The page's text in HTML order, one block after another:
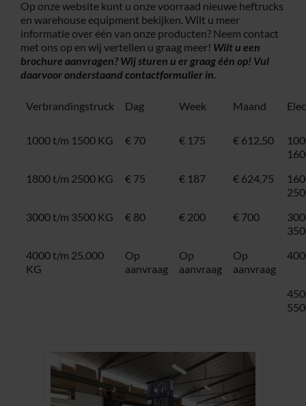
Op onze website kunt u onze voorraad nieuwe heftrucks
en warehouse equipment bekijken. Wilt u meer
informatie over één van onze producten? Neem contact
met ons op en wij vertellen u graag meer! Wilt u een
brochure aanvragen? Wij sturen u er graag één op! Vul
daarvoor onderstaandcontactformulierin.
Verbrandingstruck Dag Week Maand
1000 t/m 1500 KG € 70 € 175 € 612,50
1800 t/m 2500 KG
€ 75 € 187 € 624,75
3000 t/m 3500 KG
€ 80 € 200 € 700
4000 t/m 25.000
KG
Op
aanvraag
Op
aanvraag
Op
aanvraag